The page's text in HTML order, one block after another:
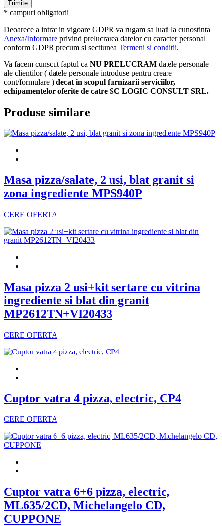
* campuri obligatorii
Deoarece a intrat in vigoare GDPR va rugam sa luati la cunostinta
Anexa/Informare privind prelucrarea datelor cu caracter personal
conform GDPR precum si sectiunea Termeni si conditii.
Va facem cunscut faptul ca NU PRELUCRAM datele personale
ale clientilor ( datele personale introduse pentru creare
cont/formulare ) decat in scopul furnizarii serviciilor,
echipamentelor oferite de catre SC LOGIC CONSULT SRL.
Produse similare
Masa pizza/salate, 2 usi, blat granit si
zona ingrediente MPS940P
CERE OFERTA
Masa pizza 2 usi+kit sertare cu vitrina
ingrediente si blat din granit
MP2612TN+VI20433
CERE OFERTA
Cuptor vatra 4 pizza, electric, CP4
CERE OFERTA
Cuptor vatra 6+6 pizza, electric,
ML635/2CD, Michelangelo CD,
CUPPONE